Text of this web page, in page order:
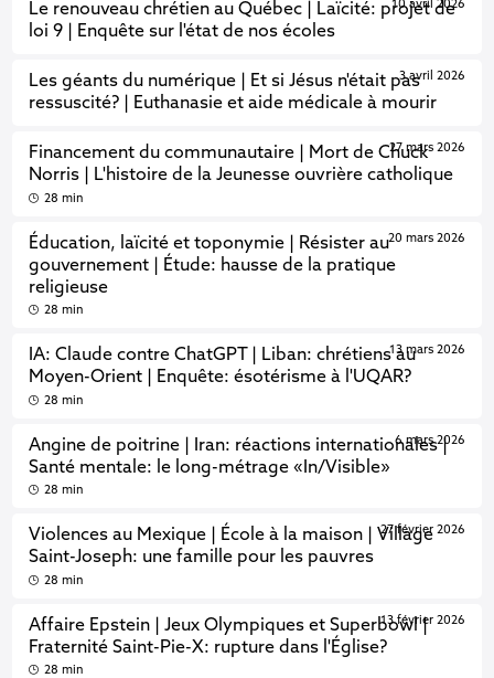
Le renouveau chrétien au Québec | Laïcité: projet de
loi 9 | Enquête sur l'état de nos écoles
10 avril 2026
Les géants du numérique | Et si Jésus n'était pas
ressuscité? | Euthanasie et aide médicale à mourir
3 avril 2026
Financement du communautaire | Mort de Chuck
Norris | L'histoire de la Jeunesse ouvrière catholique
27 mars 2026
28 min
Éducation, laïcité et toponymie | Résister au
gouvernement | Étude: hausse de la pratique
religieuse
20 mars 2026
28 min
IA: Claude contre ChatGPT | Liban: chrétiens au
Moyen-Orient | Enquête: ésotérisme à l'UQAR?
13 mars 2026
28 min
Angine de poitrine | Iran: réactions internationales |
Santé mentale: le long-métrage «In/Visible»
6 mars 2026
28 min
Violences au Mexique | École à la maison | Village
Saint-Joseph: une famille pour les pauvres
27 février 2026
28 min
Affaire Epstein | Jeux Olympiques et Superbowl |
Fraternité Saint-Pie-X: rupture dans l'Église?
13 février 2026
28 min